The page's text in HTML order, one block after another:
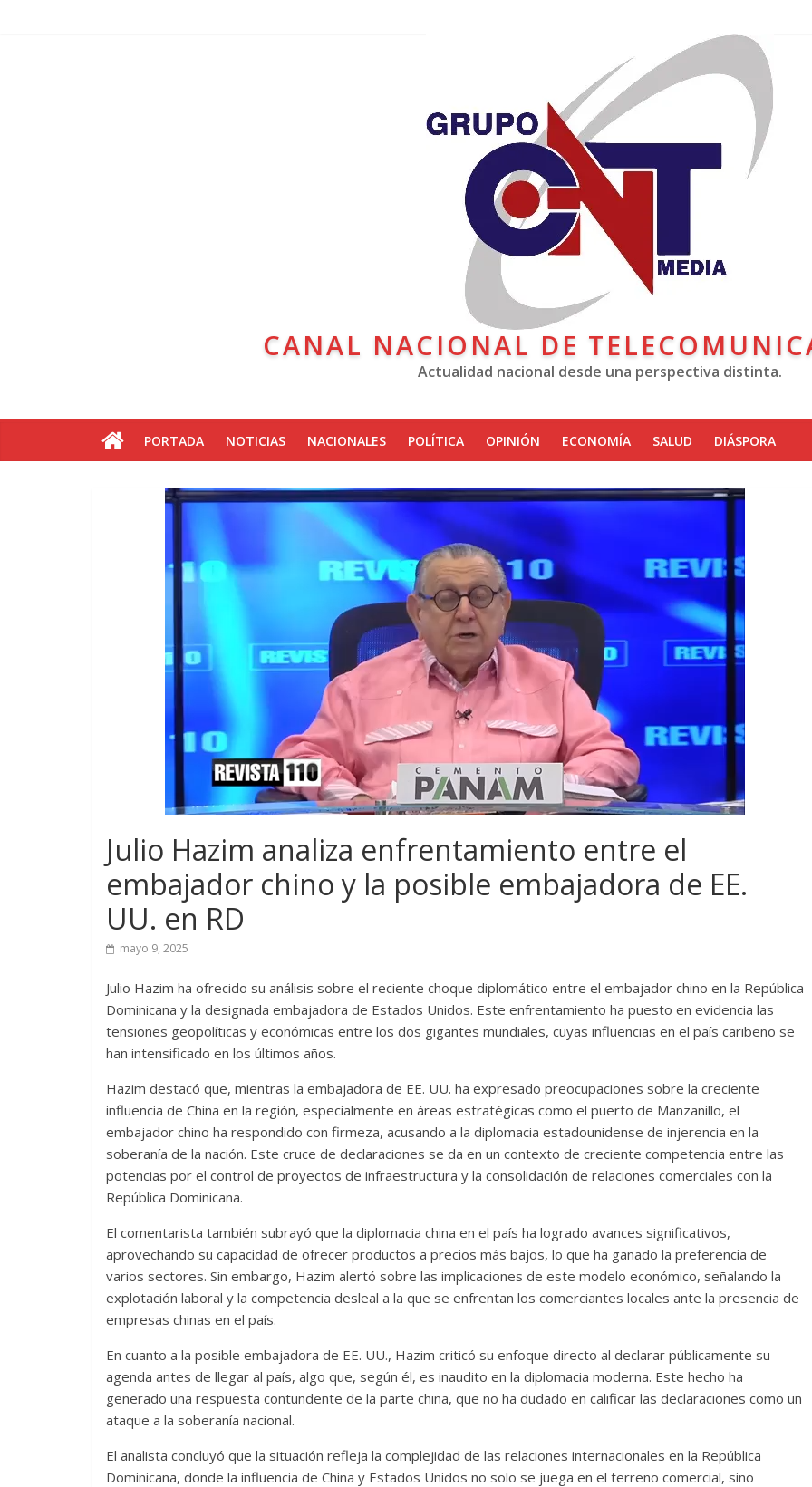
CANAL NACIONAL DE
Actualidad nacional desde una perspectiva distinta.
PORTADA NOTICIAS NACIONALES POLÍTICA OPINIÓN ECONOMÍA SALUD DIÁSPORA
Julio Hazim analiza enfrentamiento entre el
embajador chino y la posible embajadora de EE.
UU. en RD
mayo 9, 2025
Julio Hazim ha ofrecido su análisis sobre el reciente choque diplomático entre el embajador chino en la República
Dominicana y la designada embajadora de Estados Unidos. Este enfrentamiento ha puesto en evidencia las
tensiones geopolíticas y económicas entre los dos gigantes mundiales, cuyas influencias en el país caribeño se
han intensificado en los últimos años.
Hazim destacó que, mientras la embajadora de EE. UU. ha expresado preocupaciones sobre la creciente
influencia de China en la región, especialmente en áreas estratégicas como el puerto de Manzanillo, el
embajador chino ha respondido con firmeza, acusando a la diplomacia estadounidense de injerencia en la
soberanía de la nación. Este cruce de declaraciones se da en un contexto de creciente competencia entre las
potencias por el control de proyectos de infraestructura y la consolidación de relaciones comerciales con la
República Dominicana.
El comentarista también subrayó que la diplomacia china en el país ha logrado avances significativos,
aprovechando su capacidad de ofrecer productos a precios más bajos, lo que ha ganado la preferencia de
varios sectores. Sin embargo, Hazim alertó sobre las implicaciones de este modelo económico, señalando la
explotación laboral y la competencia desleal a la que se enfrentan los comerciantes locales ante la presencia de
empresas chinas en el país.
En cuanto a la posible embajadora de EE. UU., Hazim criticó su enfoque directo al declarar públicamente su
agenda antes de llegar al país, algo que, según él, es inaudito en la diplomacia moderna. Este hecho ha
generado una respuesta contundente de la parte china, que no ha dudado en calificar las declaraciones como un
ataque a la soberanía nacional.
El analista concluyó que la situación refleja la complejidad de las relaciones internacionales en la República
Dominicana, donde la influencia de China y Estados Unidos no solo se juega en el terreno comercial, sino